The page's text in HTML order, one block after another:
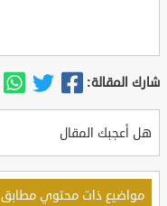
شارك المقالة:
هل أعجبك المقال
مواضيع ذات محتوي مطابق